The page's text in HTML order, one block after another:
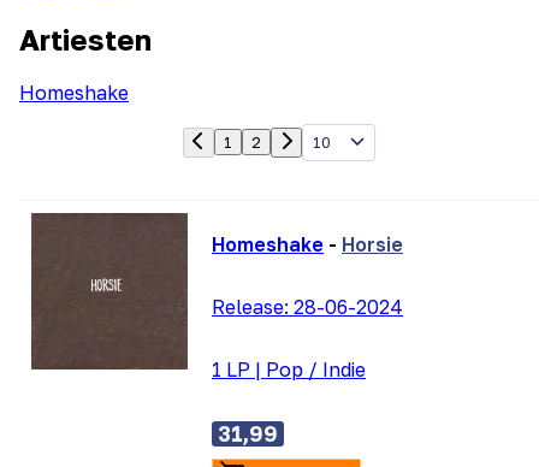
Artiesten
Homeshake
1 2 10
Homeshake - Horsie
Release: 28-06-2024
1 LP | Pop / Indie
31,99